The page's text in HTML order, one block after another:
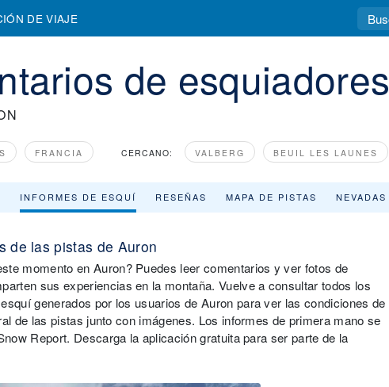
DE VIAJE
de esquiadores
FRANCIA CERCANO: VALBERG BEUIL LES LAUNES
INFORMES DE ESQUÍ RESEÑAS MAPA DE PISTAS NEVADAS
de las pistas de Auron
momento en Auron? Puedes leer comentarios y ver fotos de
sus experiencias en la montaña. Vuelve a consultar todos los
generados por los usuarios de Auron para ver las condiciones de
de las pistas junto con imágenes. Los informes de primera mano se
Report. Descarga la aplicación gratuita para ser parte de la